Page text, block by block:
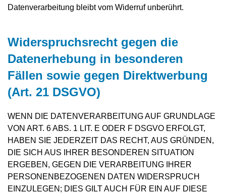
Datenverarbeitung bleibt vom Widerruf unberührt.
Widerspruchsrecht gegen die
Datenerhebung in besonderen
Fällen sowie gegen Direktwerbung
(Art. 21 DSGVO)
WENN DIE DATENVERARBEITUNG AUF GRUNDLAGE
VON ART. 6 ABS. 1 LIT. E ODER F DSGVO ERFOLGT,
HABEN SIE JEDERZEIT DAS RECHT, AUS GRÜNDEN,
DIE SICH AUS IHRER BESONDEREN SITUATION
ERGEBEN, GEGEN DIE VERARBEITUNG IHRER
PERSONENBEZOGENEN DATEN WIDERSPRUCH
EINZULEGEN; DIES GILT AUCH FÜR EIN AUF DIESE